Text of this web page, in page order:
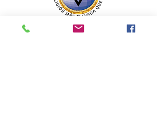
SECCIÓN MEXICANA DE LA SOCIEDAD